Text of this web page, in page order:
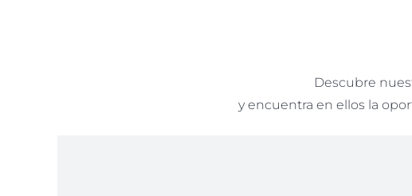
Descubre
y encuentra en ellos la